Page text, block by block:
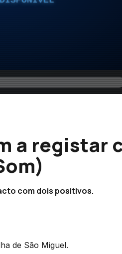
a registar
com dois positivos.
de São Miguel.